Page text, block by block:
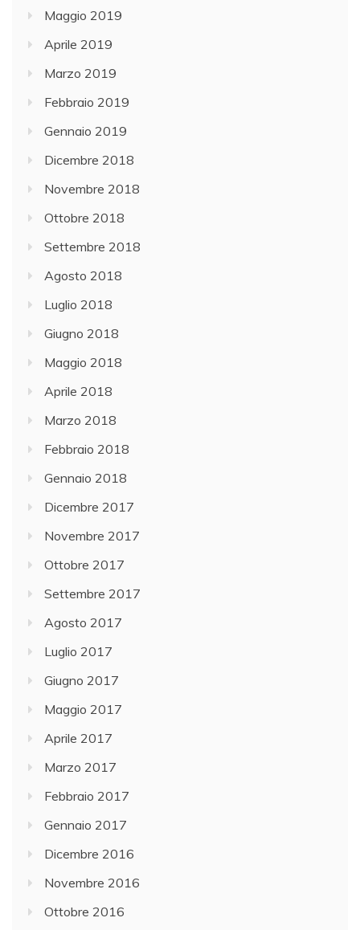
Maggio 2019
Aprile 2019
Marzo 2019
Febbraio 2019
Gennaio 2019
Dicembre 2018
Novembre 2018
Ottobre 2018
Settembre 2018
Agosto 2018
Luglio 2018
Giugno 2018
Maggio 2018
Aprile 2018
Marzo 2018
Febbraio 2018
Gennaio 2018
Dicembre 2017
Novembre 2017
Ottobre 2017
Settembre 2017
Agosto 2017
Luglio 2017
Giugno 2017
Maggio 2017
Aprile 2017
Marzo 2017
Febbraio 2017
Gennaio 2017
Dicembre 2016
Novembre 2016
Ottobre 2016